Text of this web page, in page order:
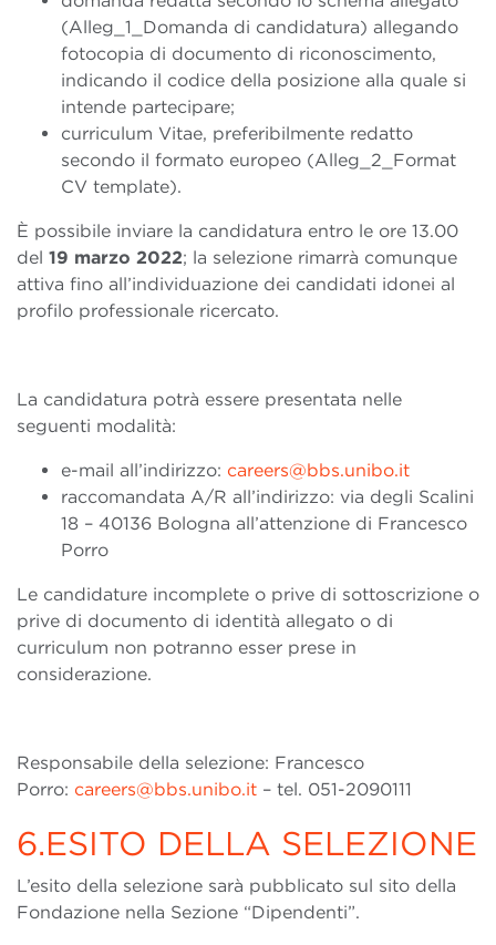
(Alleg_1_Domanda di candidatura) allegando
fotocopia di documento di riconoscimento,
indicando il codice della posizione alla quale si
intende partecipare;
curriculum Vitae, preferibilmente redatto
secondo il formato europeo (Alleg_2_Format
CV template).
È possibile inviare la candidatura entro le ore 13.00
del 19 marzo 2022; la selezione rimarrà comunque
attiva fino all’individuazione dei candidati idonei al
profilo professionale ricercato.
La candidatura potrà essere presentata nelle
seguenti modalità:
e-mail all’indirizzo: careers@bbs.unibo.it
raccomandata A/R all’indirizzo: via degli Scalini
18 – 40136 Bologna all’attenzione di Francesco
Porro
Le candidature incomplete o prive di sottoscrizione o
prive di documento di identità allegato o di
curriculum non potranno esser prese in
considerazione.
Responsabile della selezione: Francesco
Porro: careers@bbs.unibo.it – tel. 051-2090111
6.ESITO DELLA SELEZIONE
L’esito della selezione sarà pubblicato sul sito della
Fondazione nella Sezione “Dipendenti”.